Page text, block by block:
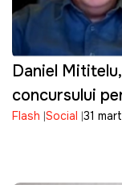
Daniel
concursului
ANRE
Flash Social 31